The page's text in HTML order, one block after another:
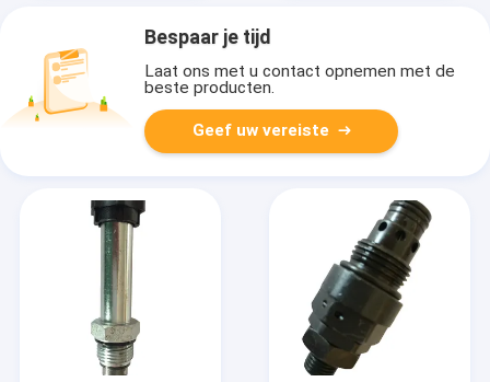
Bespaar je tijd
Laat ons met u contact opnemen met de
beste producten.
Geef uw vereiste